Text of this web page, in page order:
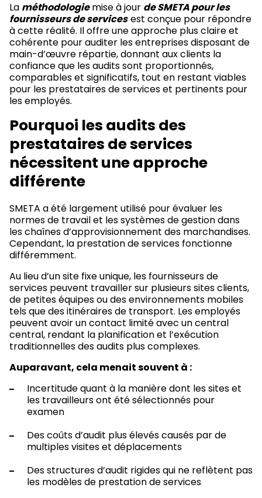
La méthodologiemise à jour de SMETA pour les
fournisseurs de services est conçue pour répondre
à cette réalité. Il offre une approche plus claire et
cohérente pour auditer les entreprises disposant de
main-d’œuvre répartie, donnant aux clients la
confiance que les audits sont proportionnés,
comparables et significatifs, tout en restant viables
pour les prestataires de services et pertinents pour
les employés.
Pourquoi les audits des
prestataires de services
nécessitent une approche
différente
SMETA a été largement utilisé pour évaluer les
normes de travail et les systèmes de gestion dans
les chaînes d’approvisionnement des marchandises.
Cependant, la prestation de services fonctionne
différemment.
Au lieu d’un site fixe unique, les fournisseurs de
services peuvent travailler sur plusieurs sites clients,
de petites équipes ou des environnements mobiles
tels que des itinéraires de transport. Les employés
peuvent avoir un contact limité avec un central
central, rendant la planification et l’exécution
traditionnelles des audits plus complexes.
Auparavant, cela menait souvent à :
Incertitude quant à la manière dont les sites et
les travailleurs ont été sélectionnés pour
examen
Des coûts d’audit plus élevés causés par de
multiples visites et déplacements
Des structures d’audit rigides qui ne reflètent pas
les modèles de prestation de services